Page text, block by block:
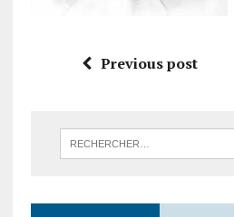
Previous post